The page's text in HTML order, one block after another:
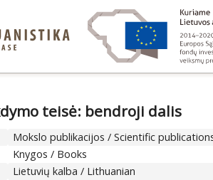
teisė: bendroji dalis
Mokslo publikacijos / Scientific
Knygos / Books
Lietuvių kalba / Lithuanian